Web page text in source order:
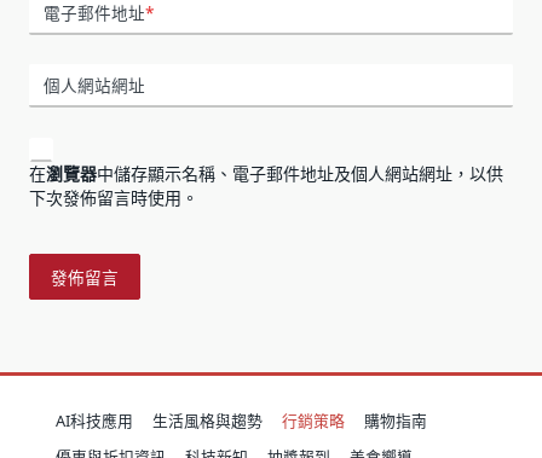
電子郵件地址*
個人網站網址
在瀏覽器中儲存顯示名稱、電子郵件地址及個人網站網址，以供
下次發佈留言時使用。
AI科技應用 生活風格與趨勢 行銷策略
購物指南